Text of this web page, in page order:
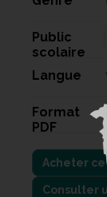
Public
scolaire
Langue
Format
PDF
Consulter